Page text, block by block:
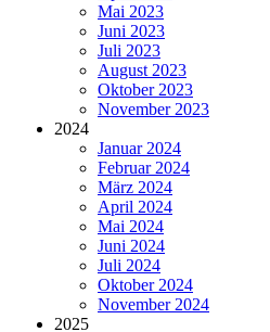
Mai 2023
Juni 2023
Juli 2023
August 2023
Oktober 2023
November 2023
2024
Januar 2024
Februar 2024
März 2024
April 2024
Mai 2024
Juni 2024
Juli 2024
Oktober 2024
November 2024
2025